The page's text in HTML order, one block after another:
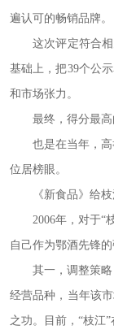
遍认可的畅销品牌。
这次评定符合
基础上，把39个公
和市场张力。
最终，得分最
也是在当年，
位居榜眼。
《新食品》给
2006年，对于“
自己作为鄂酒先锋
其一，调整策
经营品种，当年该
之功。目前， “枝江”